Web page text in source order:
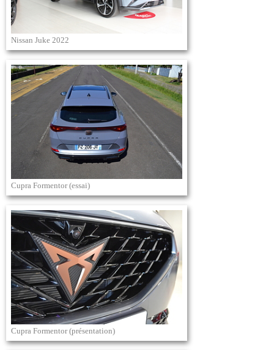
Nissan Juke 2022
Cupra Formentor (essai)
Cupra Formentor (présentation)